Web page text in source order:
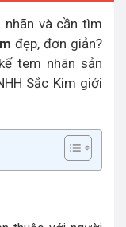
và cần tìm
đẹp, đơn giản?
tem nhãn sản
Sắc Kim giới